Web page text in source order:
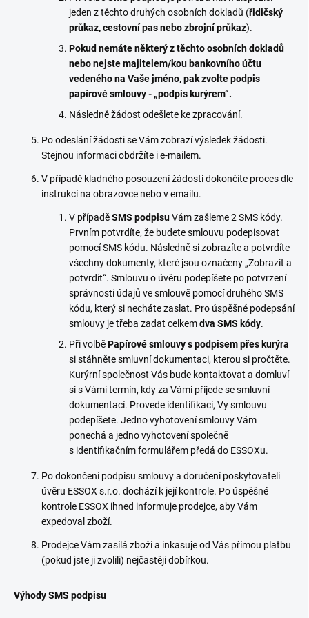
jeden z těchto druhých osobních dokladů (řidičský
průkaz, cestovní pas nebo zbrojní průkaz).
Pokud nemáte některý z těchto osobních dokladů
nebo nejste majitelem/kou bankovního účtu
vedeného na Vaše jméno, pak zvolte podpis
papírové smlouvy - „podpis kurýrem“.
Následně žádost odešlete ke zpracování.
Po odeslání žádosti se Vám zobrazí výsledek žádosti.
Stejnou informaci obdržíte i e-mailem.
V případě kladného posouzení žádosti dokončíte proces dle
instrukcí na obrazovce nebo v emailu.
V případěSMS podpisuVám zašleme 2 SMS kódy.
Prvním potvrdíte, že budete smlouvu podepisovat
pomocí SMS kódu. Následně si zobrazíte a potvrdíte
všechny dokumenty, které jsou označeny „Zobrazit a
potvrdit“. Smlouvu o úvěru podepíšete po potvrzení
správnosti údajů ve smlouvě pomocí druhého SMS
kódu, který si necháte zaslat. Pro úspěšné podepsání
smlouvy je třeba zadat celkemdva SMS kódy.
Při volběPapírové smlouvy s podpisem přes kurýra
si stáhněte smluvní dokumentaci, kterou si pročtěte.
Kurýrní společnost Vás bude kontaktovat a domluví
si s Vámi termín, kdy za Vámi přijede se smluvní
dokumentací. Provede identifikaci, Vy smlouvu
podepíšete. Jedno vyhotovení smlouvy Vám
ponechá a jedno vyhotovení společně
s identifikačním formulářem předá do ESSOXu.
Po dokončení podpisu smlouvy a doručení poskytovateli
úvěru ESSOX s.r.o. dochází k její kontrole. Po úspěšné
kontrole ESSOX ihned informuje prodejce, aby Vám
expedoval zboží.
Prodejce Vám zasílá zboží a inkasuje od Vás přímou platbu
(pokud jste ji zvolili) nejčastěji dobírkou.
Výhody SMS podpisu